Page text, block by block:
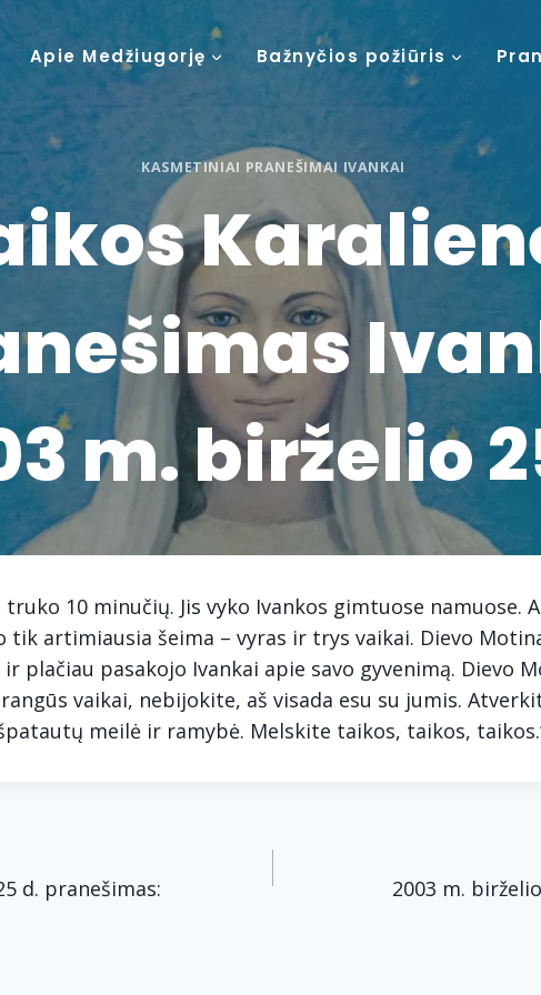
Apie Medžiugorję Bažnyčios požiūris
KASMETINIAI PRANEŠIMAI IVANKAI
m. birželio
10 minučių. Jis vyko Ivankos gimtuose namuose.
tik artimiausia šeima – vyras ir trys vaikai. Dievo
plačiau pasakojo Ivankai apie savo gyvenimą. Dievo
vaikai, nebijokite, aš visada esu su jumis.
meilė ir ramybė. Melskite taikos, taikos,
d. pranešimas: 2003 m.